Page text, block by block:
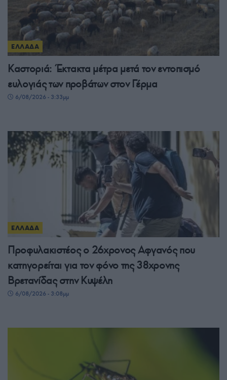
ΕΛΛΑΔΑ
Καστοριά: Έκτακτα μέτρα μετά τον εντοπισμό
ευλογιάς των προβάτων στον Γέρμα
6/08/2026 - 3:33μμ
ΕΛΛΑΔΑ
Προφυλακιστέος ο 26χρονος Αφγανός που
κατηγορείται για τον φόνο της 38χρονης
Βρετανίδας στην Κυψέλη
6/08/2026 - 3:08μμ